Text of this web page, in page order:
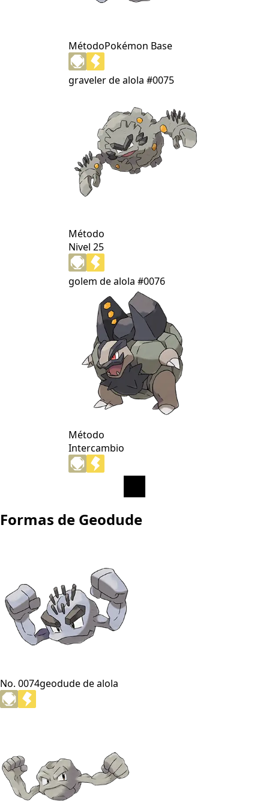
MétodoPokémon Base
graveler de alola #0075
Método
Nivel 25
golem de alola #0076
Método
Intercambio
Formas de Geodude
No. 0074geodude de alola